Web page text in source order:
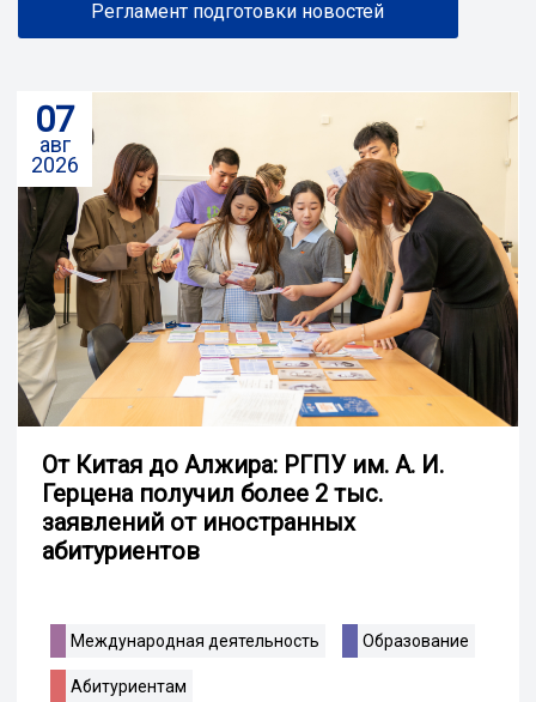
07
авг
2026
От Китая до Алжира: РГПУ им. А. И.
Герцена получил более 2 тыс.
заявлений от иностранных
абитуриентов
Международная деятельность Образование
Абитуриентам
Регламент подготовки новостей